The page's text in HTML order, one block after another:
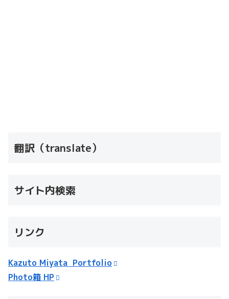
翻訳（translate）
サイト内検索
リンク
Kazuto Miyata Portfolio
Photo箱 HP